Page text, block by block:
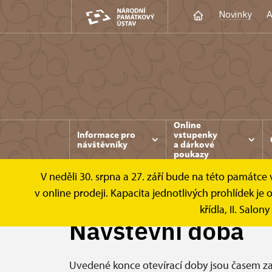
Novinky
Informace pro
návštěvníky
Online
vstupenky
a dárkové
poukazy
V neděli 30. srpna a 27. září bude na této
v online prodeji. Kapacita jednotlivých prohlídek je
křídla, II.
Konopiště Informace pro návštěvníky
Návštěvní doba
Uvedené konce otevírací doby jsou časem